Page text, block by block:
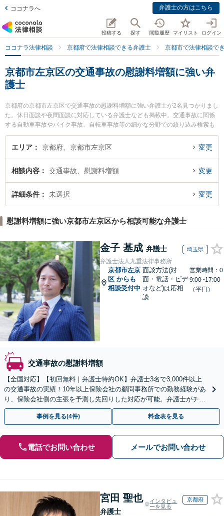
ココナラへ 弁護士の方はこちら
投稿する 探す 閲覧履歴 マイリスト ログイン
ココナラ法律相談 京都府で法律相談できる弁護士 京都市で法律相談で
京都市左京区の交通事故の慰謝料増額に強い弁
護士
京都府の京都市左京区で交通事故の慰謝料増額に強い弁護士が2名見つかりまし
た。休日面談や夜間面談に対応している弁護士なども掲載中。交通事故に関係
する自動車事故やバイク事故、自転車事故等の細かな分野での絞り込み検索も
でき便利です。特に角田龍平の法律事務所の角田 龍平弁護士や谷澤貴弘法律事
務所の谷澤 貴弘弁護士のプロフィール情報や弁護士費用、強みなどが注目され
決の実績豊富な近くの弁護士を検索したい』『初回相談無料で交通事故の慰謝
料増額を法律相談できる京都市左京区内の弁護士に相談予約したい』などでお
困りの相談者さんにおすすめです。
エリア 京都府、京都市左京区 変更
相談内容 交通事故、慰謝料増額 変更
詳細条件 未選択 変更
慰謝料増額に強い京都市左京区から相談可能な弁護士
金子 基成 弁護士 埼玉県
弁護士法人九重法律事務所
京都市左京
区 からも
相談受付中
面談方法(対
面・電話・ビデ
オなど)は応相
談
営業時間：0
9:00~17:00
（平日）
交通事故の慰謝料増額
【全国対応】【初回無料｜弁護士特約OK】弁護士3名で3,000件以上
の交通事故の実績！10年以上保険会社の顧問事務所での勤務経験があ
り、保険会社側の主張を予測し先回りした対応が可能。弁護士がチー
ムとなり示談交渉、休業損害、後遺障害等に対応。
事例を見る(4件) 料金表を見る
電話でお問い合わせ メールでお問い合わせ
宮田 聖也
弁護士
インタビュ
ーを見る
京都府